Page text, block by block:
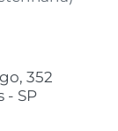
352
- SP